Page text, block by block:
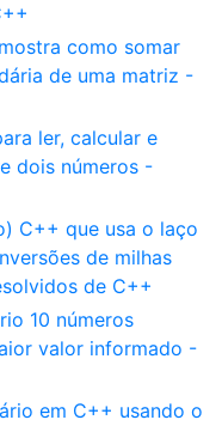
como somar
de uma matriz -
ler, calcular e
dois números -
C++ que usa o laço
de milhas
de C++
10 números
valor informado -
em C++ usando o